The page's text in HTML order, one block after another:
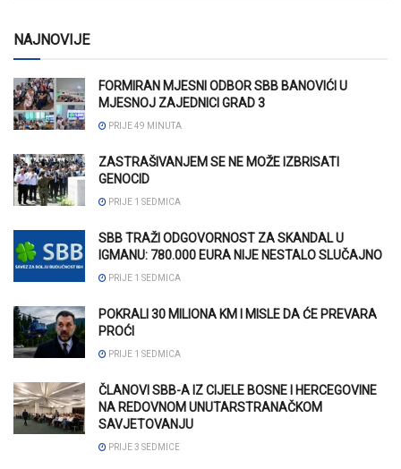
NAJNOVIJE
FORMIRAN MJESNI ODBOR SBB BANOVIĆI U
MJESNOJ ZAJEDNICI GRAD 3
PRIJE 49 MINUTA
ZASTRAŠIVANJEM SE NE MOŽE IZBRISATI
GENOCID
PRIJE 1 SEDMICA
SBB TRAŽI ODGOVORNOST ZA SKANDAL U
IGMANU: 780.000 EURA NIJE NESTALO SLUČAJNO
PRIJE 1 SEDMICA
POKRALI 30 MILIONA KM I MISLE DA ĆE PREVARA
PROĆI
PRIJE 1 SEDMICA
ČLANOVI SBB-A IZ CIJELE BOSNE I HERCEGOVINE
NA REDOVNOM UNUTARSTRANAČKOM
SAVJETOVANJU
PRIJE 3 SEDMICE